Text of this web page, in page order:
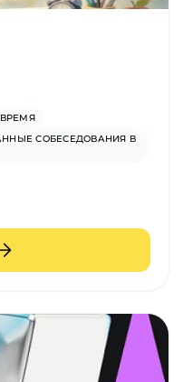
СОБЕСЕДОВАНИЯ В